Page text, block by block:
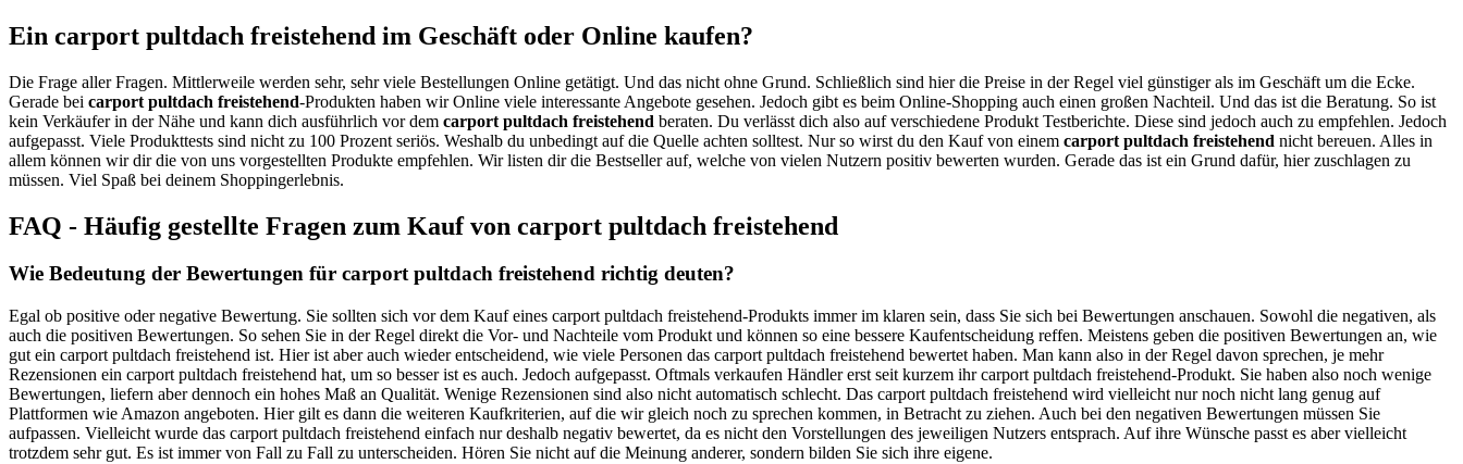
Ein carport pultdach freistehend im Geschäft oder Online kaufen?
Die Frage aller Fragen. Mittlerweile werden sehr, sehr viele Bestellungen Online getätigt. Und das nicht ohne Grund. Schließlich sind hier die Preise in der Regel viel günstiger als im Geschäft um die Ecke.
Gerade bei carport pultdach freistehend-Produkten haben wir Online viele interessante Angebote gesehen. Jedoch gibt es beim Online-Shopping auch einen großen Nachteil. Und das ist die Beratung. So ist
kein Verkäufer in der Nähe und kann dich ausführlich vor dem carport pultdach freistehend beraten. Du verlässt dich also auf verschiedene Produkt Testberichte. Diese sind jedoch auch zu empfehlen. Jedoch
aufgepasst. Viele Produkttests sind nicht zu 100 Prozent seriös. Weshalb du unbedingt auf die Quelle achten solltest. Nur so wirst du den Kauf von einem carport pultdach freistehend nicht bereuen. Alles in
allem können wir dir die von uns vorgestellten Produkte empfehlen. Wir listen dir die Bestseller auf, welche von vielen Nutzern positiv bewerten wurden. Gerade das ist ein Grund dafür, hier zuschlagen zu
müssen. Viel Spaß bei deinem Shoppingerlebnis.
FAQ - Häufig gestellte Fragen zum Kauf von carport pultdach freistehend
Wie Bedeutung der Bewertungen für carport pultdach freistehend richtig deuten?
Egal ob positive oder negative Bewertung. Sie sollten sich vor dem Kauf eines carport pultdach freistehend-Produkts immer im klaren sein, dass Sie sich bei Bewertungen anschauen. Sowohl die negativen, als
auch die positiven Bewertungen. So sehen Sie in der Regel direkt die Vor- und Nachteile vom Produkt und können so eine bessere Kaufentscheidung reffen. Meistens geben die positiven Bewertungen an, wie
gut ein carport pultdach freistehend ist. Hier ist aber auch wieder entscheidend, wie viele Personen das carport pultdach freistehend bewertet haben. Man kann also in der Regel davon sprechen, je mehr
Rezensionen ein carport pultdach freistehend hat, um so besser ist es auch. Jedoch aufgepasst. Oftmals verkaufen Händler erst seit kurzem ihr carport pultdach freistehend-Produkt. Sie haben also noch wenige
Bewertungen, liefern aber dennoch ein hohes Maß an Qualität. Wenige Rezensionen sind also nicht automatisch schlecht. Das carport pultdach freistehend wird vielleicht nur noch nicht lang genug auf
Plattformen wie Amazon angeboten. Hier gilt es dann die weiteren Kaufkriterien, auf die wir gleich noch zu sprechen kommen, in Betracht zu ziehen. Auch bei den negativen Bewertungen müssen Sie
aufpassen. Vielleicht wurde das carport pultdach freistehend einfach nur deshalb negativ bewertet, da es nicht den Vorstellungen des jeweiligen Nutzers entsprach. Auf ihre Wünsche passt es aber vielleicht
trotzdem sehr gut. Es ist immer von Fall zu Fall zu unterscheiden. Hören Sie nicht auf die Meinung anderer, sondern bilden Sie sich ihre eigene.